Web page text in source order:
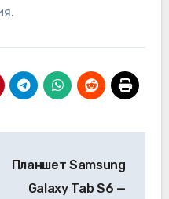
Планшет Samsung
Galaxy Tab S6 —